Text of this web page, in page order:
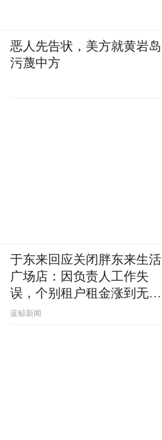
恶人先告状，美方就黄岩岛
污蔑中方
于东来回应关闭胖东来生活
广场店：因负责人工作失
误，个别租户租金涨到无法
想象
蓝鲸新闻